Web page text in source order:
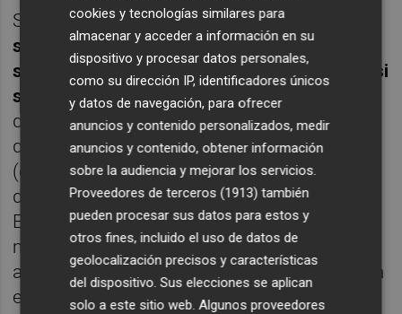
Según los datos recabados,los titulados
superiores tienen más probabilidad de vivir
solos entre los 30 y 49 años, y en especial si
son mujeres. De 30 a 49 años, el porcentaje
de personas que viven solas es mayor entre
quienes tienen titulación de tipo superior
(grado medio, licenciatura, máster o
doctorado) que en el resto de la población.
Esto es especialmente acusado entre las
mujeres, y más aún entre las de 30 y 39
años, donde tener titulación superior duplica
el porcentaje de soledad en el hogar.
cookies y tecnologías similares para
almacenar y acceder a información en su
dispositivo y procesar datos personales,
como su dirección IP, identificadores únicos
y datos de navegación, para ofrecer
anuncios y contenido personalizados, medir
anuncios y contenido, obtener información
sobre la audiencia y mejorar los servicios.
Proveedores de terceros (1913) también
pueden procesar sus datos para estos y
otros fines, incluido el uso de datos de
geolocalización precisos y características
del dispositivo. Sus elecciones se aplican
solo a este sitio web. Algunos proveedores